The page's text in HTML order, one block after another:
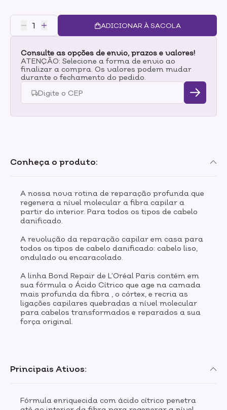
encaracolado.
A linha Bond Repair de L’Oréal Paris contém em sua
profunda da fibra , o córtex, e recria as ligações
capilares quebradas a nível molecular para cabelos
transformados e reparados a sua força original.
ADICIONAR À SACOLA
Consulte as opções de envio, prazos e valores!
ATENÇÃO: Selecione a forma de envio ao
finalizar a compra. Os valores podem mudar
durante o fechamento do pedido.
Principais Ativos:
Fórmula enriquecida com ácido cítrico penetra
Conheça o produto:
A nossa nova rotina de reparação profunda que
regenera a nível molecular a fibra capilar a
partir do interior. Para todos os tipos de cabelo
danificado.
A revolução da reparação capilar em casa para
todos os tipos de cabelo danificado: cabelo liso,
ondulado ou encaracolado.
A linha Bond Repair de L’Oréal Paris contém em
sua fórmula o Ácido Cítrico que age na camada
mais profunda da fibra , o córtex, e recria as
ligações capilares quebradas a nível molecular
para cabelos transformados e reparados a sua
força original.